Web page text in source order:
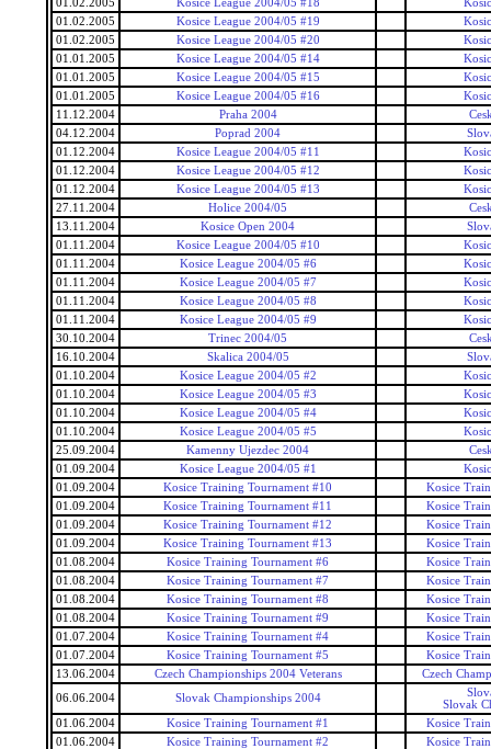
01.02.2005 Kosice League 2004/05 #18
01.02.2005
Kosice League 2004/05 #19
01.02.2005
Kosice League 2004/05 #20
01.01.2005
Kosice League 2004/05 #14
01.01.2005
Kosice League 2004/05 #15
01.01.2005
Kosice League 2004/05 #16
11.12.2004
Praha 2004
04.12.2004
Poprad 2004
01.12.2004
Kosice League 2004/05 #11
01.12.2004
Kosice League 2004/05 #12
01.12.2004
Kosice League 2004/05 #13
27.11.2004
Holice 2004/05
13.11.2004
Kosice Open 2004
01.11.2004
Kosice League 2004/05 #10
01.11.2004
Kosice League 2004/05 #6
01.11.2004
Kosice League 2004/05 #7
01.11.2004
Kosice League 2004/05 #8
01.11.2004
Kosice League 2004/05 #9
30.10.2004
Trinec 2004/05
16.10.2004
Skalica 2004/05
01.10.2004
Kosice League 2004/05 #2
01.10.2004
Kosice League 2004/05 #3
01.10.2004
Kosice League 2004/05 #4
01.10.2004
Kosice League 2004/05 #5
25.09.2004
Kamenny Ujezdec 2004
01.09.2004
Kosice League 2004/05 #1
01.09.2004
Kosice Training Tournament #10
Kosice
01.09.2004
Kosice Training Tournament #11
Kosice
01.09.2004
Kosice Training Tournament #12
Kosice
01.09.2004
Kosice Training Tournament #13
Kosice
01.08.2004
Kosice Training Tournament #6
Kosice
01.08.2004
Kosice Training Tournament #7
Kosice
01.08.2004
Kosice Training Tournament #8
Kosice
01.08.2004
Kosice Training Tournament #9
Kosice
01.07.2004
Kosice Training Tournament #4
Kosice
01.07.2004
Kosice Training Tournament #5
Kosice
13.06.2004
Czech Championships 2004 Veterans
Czech
06.06.2004
Slovak Championships 2004
Slovak
01.06.2004
Kosice Training Tournament #1
Kosice
01.06.2004
Kosice Training Tournament #2
Kosice